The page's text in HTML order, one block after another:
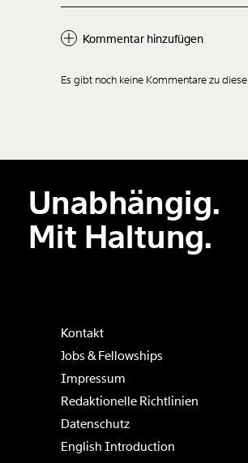
Kommentar hinzufügen
Der Inhalt dieses Feldes wird nicht öffentlich
Es gibt noch keine Kommentare zu
Unabhängig.
Mit Haltung.
Kontakt
Jobs & Fellowships
Impressum
Redaktionelle Richtlinien
Datenschutz
English Introduction